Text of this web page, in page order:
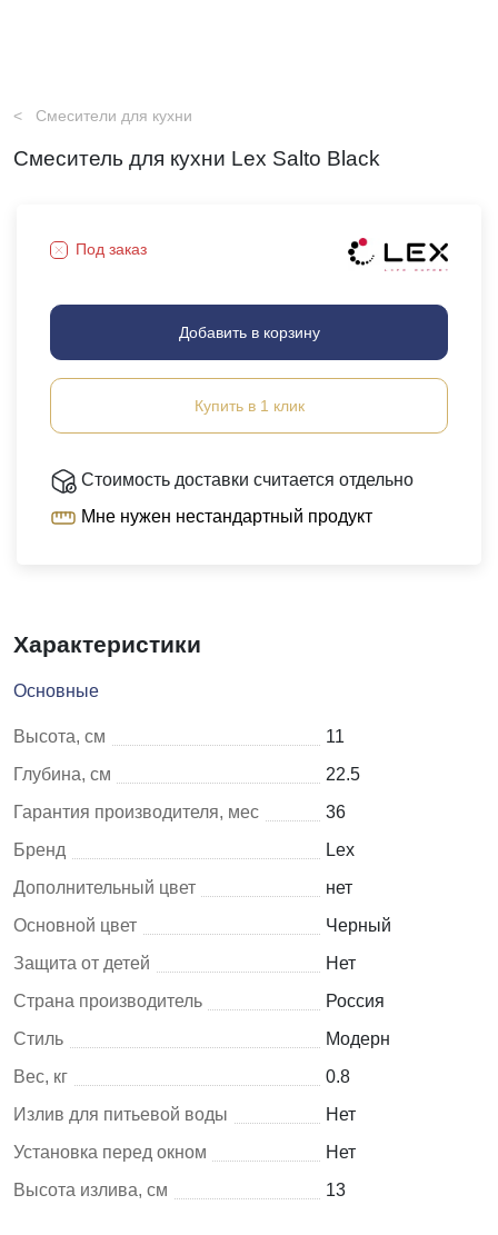
Смесители для кухни
Смеситель для кухни Lex Salto Black
Под заказ
Добавить в корзину
Купить в 1 клик
Стоимость доставки считается отдельно
Мне нужен нестандартный продукт
Характеристики
Основные
Высота, см
11
Глубина, см
22.5
Гарантия производителя, мес
36
Бренд
Lex
Дополнительный цвет
нет
Основной цвет
Черный
Защита от детей
Нет
Страна производитель
Россия
Стиль
Модерн
Вес, кг
0.8
Излив для питьевой воды
Нет
Установка перед окном
Нет
Высота излива, см
13